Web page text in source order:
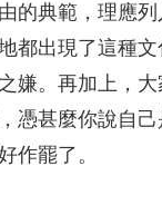
的典範，理應
都出現了這種
嫌。再加上，
憑甚麼你說自
作罷了。